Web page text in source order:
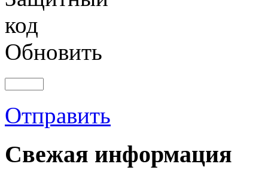
Обновить
Отправить
Свежая информация